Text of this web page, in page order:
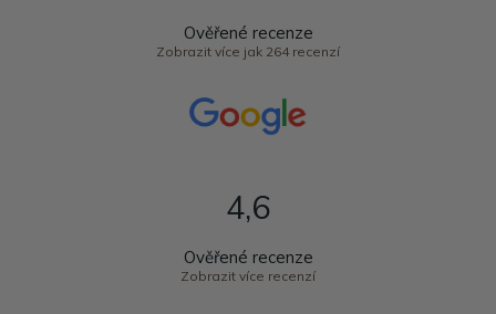
Ověřené recenze
Zobrazit více jak 264 recenzí
4,6
Ověřené recenze
Zobrazit více recenzí